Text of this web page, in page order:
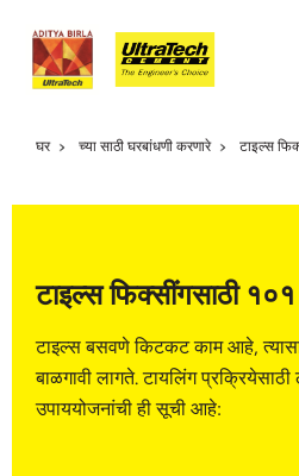
घर च्या साठी घरबांधणी करणारे टाइल्स
टाइल्स फिक्सींगसाठी १०१
टाइल्स बसवणे किटकट काम आहे,
बाळगावी लागते. टायलिंग प्रक्रियेसाठी
उपाययोजनांची ही सूची आहे: